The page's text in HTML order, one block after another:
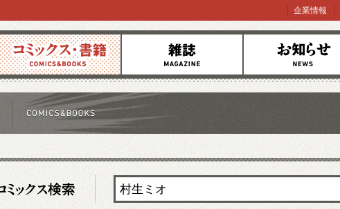
コミックス 雑誌 お知らせ
企業情報